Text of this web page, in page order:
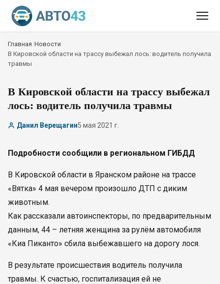
Главная Новости
В Кировской области на трассу выбежал лось: водитель получила
травмы
В Кировской области на трассу выбежал
лось: водитель получила травмы
Данил Верещагин5 мая 2021 г.
Подробности сообщили в региональном ГИБДД
В Кировской области в Яранском районе на трассе
«Вятка» 4 мая вечером произошло ДТП с диким
животным.
Как рассказали автоинспекторы, по предварительным
данным, 44 – летняя женщина за рулём автомобиля
«Киа Пиканто» сбила выбежавшего на дорогу лося.
В результате происшествия водитель получила
травмы. К счастью, госпитализация ей не